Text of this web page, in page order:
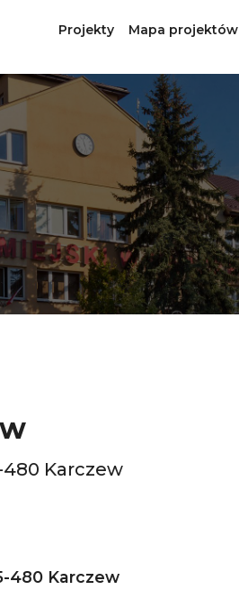
Projekty Mapa projektów
480 Karczew
480 Karczew